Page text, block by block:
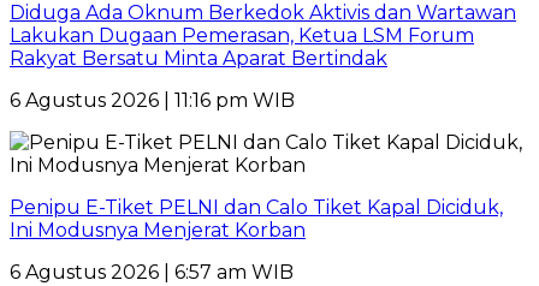
Diduga Ada Oknum Berkedok Aktivis dan Wartawan
Lakukan Dugaan Pemerasan, Ketua LSM Forum
Rakyat Bersatu Minta Aparat Bertindak
6 Agustus 2026 | 11:16 pm WIB
Penipu E-Tiket PELNI dan Calo Tiket Kapal Diciduk,
Ini Modusnya Menjerat Korban
6 Agustus 2026 | 6:57 am WIB